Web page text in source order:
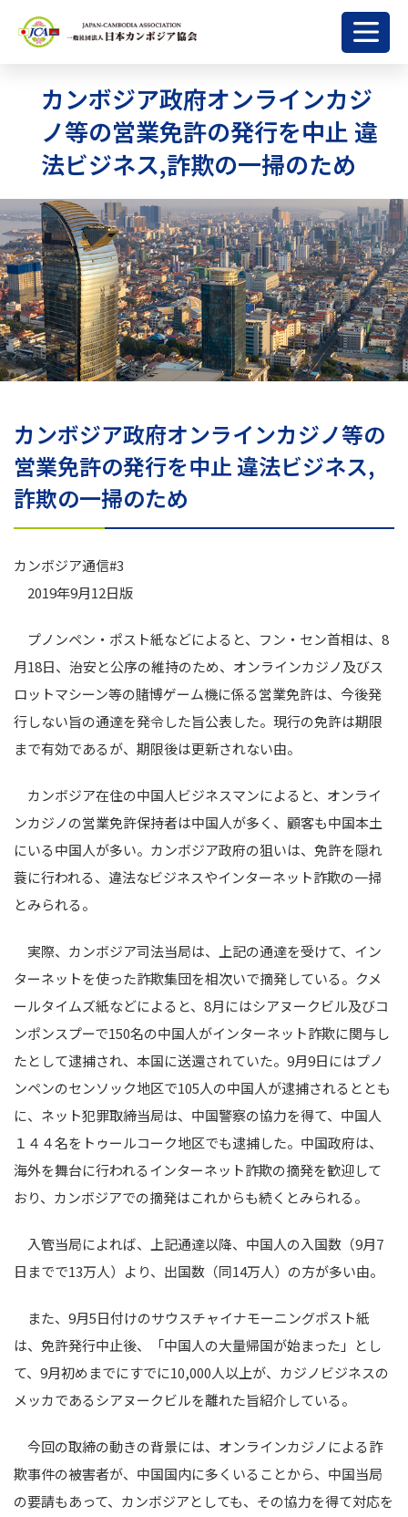
カンボジア政府オンラインカジ
ノ等の営業免許の発行を中止 違
法ビジネス,詐欺の一掃のため
カンボジア政府オンラインカジノ等の
営業免許の発行を中止 違法ビジネス,
詐欺の一掃のため
カンボジア通信#3
2019年9月12日版
プノンペン・ポスト紙などによると、フン・セン首相は、8
月18日、治安と公序の維持のため、オンラインカジノ及びス
ロットマシーン等の賭博ゲーム機に係る営業免許は、今後発
行しない旨の通達を発令した旨公表した。現行の免許は期限
まで有効であるが、期限後は更新されない由。
カンボジア在住の中国人ビジネスマンによると、オンライ
ンカジノの営業免許保持者は中国人が多く、顧客も中国本土
にいる中国人が多い。カンボジア政府の狙いは、免許を隠れ
蓑に行われる、違法なビジネスやインターネット詐欺の一掃
とみられる。
実際、カンボジア司法当局は、上記の通達を受けて、イン
ターネットを使った詐欺集団を相次いで摘発している。クメ
ールタイムズ紙などによると、8月にはシアヌークビル及びコ
ンポンスプーで150名の中国人がインターネット詐欺に関与し
たとして逮捕され、本国に送還されていた。9月9日にはプノ
ンペンのセンソック地区で105人の中国人が逮捕されるととも
に、ネット犯罪取締当局は、中国警察の協力を得て、中国人
１４４名をトゥールコーク地区でも逮捕した。中国政府は、
海外を舞台に行われるインターネット詐欺の摘発を歓迎して
おり、カンボジアでの摘発はこれからも続くとみられる。
入管当局によれば、上記通達以降、中国人の入国数（9月7
日までで13万人）より、出国数（同14万人）の方が多い由。
また、9月5日付けのサウスチャイナモーニングポスト紙
は、免許発行中止後、「中国人の大量帰国が始まった」とし
て、9月初めまでにすでに10,000人以上が、カジノビジネスの
メッカであるシアヌークビルを離れた旨紹介している。
今回の取締の動きの背景には、オンラインカジノによる詐
欺事件の被害者が、中国国内に多くいることから、中国当局
の要請もあって、カンボジアとしても、その協力を得て対応を